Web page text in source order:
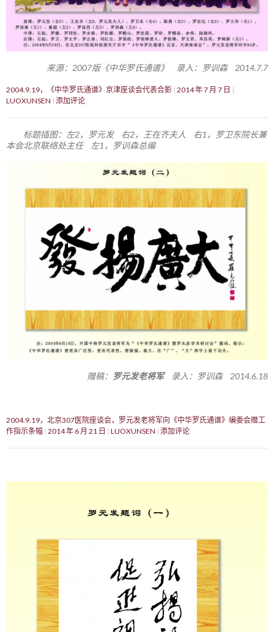
来源：2007版《中华罗氏通谱》 录入：罗训森 2014.7.7
2004.9.19，《中华罗氏通谱》京津座谈会代表合影 2014 年 7 月 7 日
LUOXUNSEN 添加评论
标题插图：左2，罗元发 右2，王在齐夫人 右1，罗卫东院长兼
本会北京联络处主任 左1，罗训森总编
赠稿： 罗元发老将军录入：罗训森 2014.6.18
2004.9.19，北京307医院座谈会，罗元发老将军向《中华罗氏通谱》编委会赠工
作指示条幅 2014 年 6 月 21 日 LUOXUNSEN 添加评论